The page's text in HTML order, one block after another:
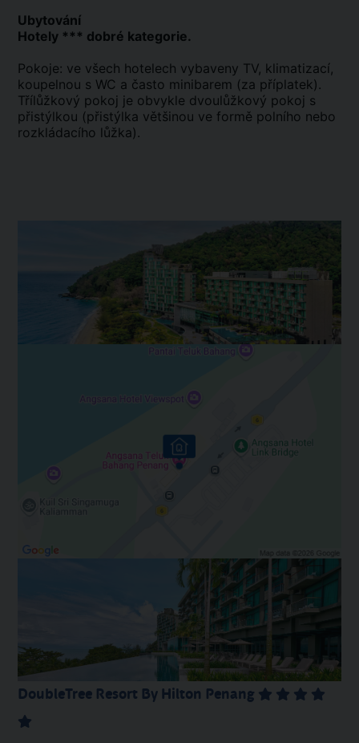
Ubytování
Hotely *** dobré kategorie.
Pokoje: ve všech hotelech vybaveny TV, klimatizací,
koupelnou s WC a často minibarem (za příplatek).
Třílůžkový pokoj je obvykle dvoulůžkový pokoj s
přistýlkou (přistýlka většinou ve formě polního nebo
rozkládacího lůžka).
DoubleTree Resort By Hilton Penang